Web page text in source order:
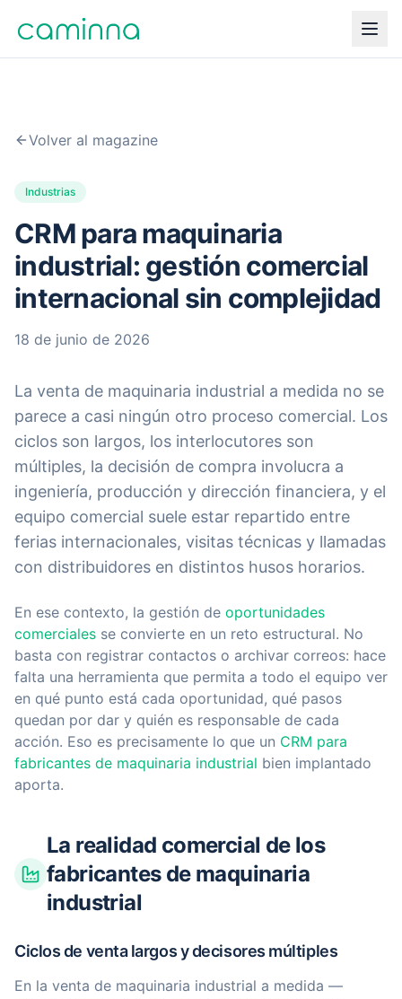
Volver al magazine
Industrias
CRM para maquinaria
industrial: gestión comercial
internacional sin complejidad
18 de junio de 2026
La venta de maquinaria industrial a medida no se
parece a casi ningún otro proceso comercial. Los
ciclos son largos, los interlocutores son
múltiples, la decisión de compra involucra a
ingeniería, producción y dirección financiera, y el
equipo comercial suele estar repartido entre
ferias internacionales, visitas técnicas y llamadas
con distribuidores en distintos husos horarios.
En ese contexto, la gestión de oportunidades
comerciales se convierte en un reto estructural. No
basta con registrar contactos o archivar correos: hace
falta una herramienta que permita a todo el equipo ver
en qué punto está cada oportunidad, qué pasos
quedan por dar y quién es responsable de cada
acción. Eso es precisamente lo que un CRM para
fabricantes de maquinaria industrial bien implantado
aporta.
La realidad comercial de los
fabricantes de maquinaria
industrial
Ciclos de venta largos y decisores múltiples
En la venta de maquinaria industrial a medida —